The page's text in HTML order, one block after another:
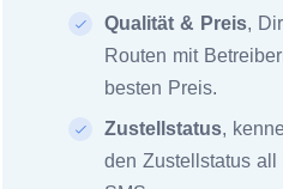
Qualität & Preis,
Routen mit
besten Preis.
Zustellstatus,
den Zustellstatus all